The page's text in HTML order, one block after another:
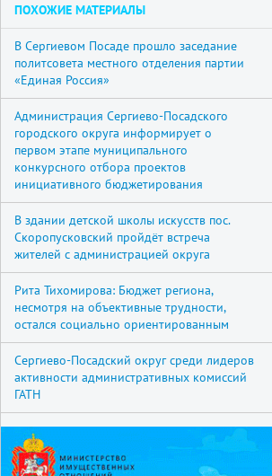
ПОХОЖИЕ МАТЕРИАЛЫ
В Сергиевом Посаде прошло заседание
политсовета местного отделения партии
«Единая Россия»
Администрация Сергиево-Посадского
городского округа информирует о
первом этапе муниципального
конкурсного отбора проектов
инициативного бюджетирования
В здании детской школы искусств пос.
Скоропусковский пройдёт встреча
жителей с администрацией округа
Рита Тихомирова: Бюджет региона,
несмотря на объективные трудности,
остался социально ориентированным
Сергиево-Посадский округ среди лидеров
активности административных комиссий
ГАТН